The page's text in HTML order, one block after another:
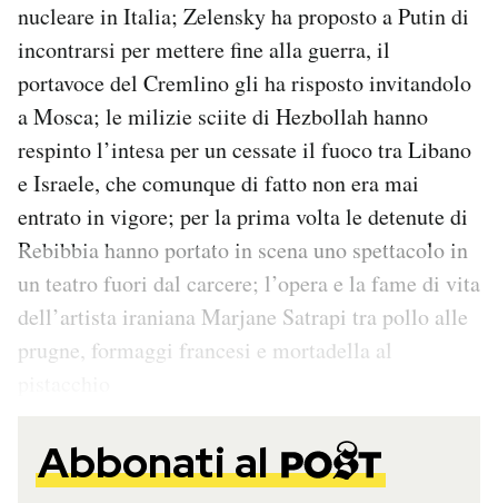
AREA PERSONALE
Entra
nucleare in Italia; Zelensky ha proposto a Putin di
incontrarsi per mettere fine alla guerra, il
portavoce del Cremlino gli ha risposto invitandolo
a Mosca; le milizie sciite di Hezbollah hanno
respinto l’intesa per un cessate il fuoco tra Libano
e Israele, che comunque di fatto non era mai
entrato in vigore; per la prima volta le detenute di
Rebibbia hanno portato in scena uno spettacolo in
un teatro fuori dal carcere; l’opera e la fame di vita
dell’artista iraniana Marjane Satrapi tra pollo alle
prugne, formaggi francesi e mortadella al
Abbonati al